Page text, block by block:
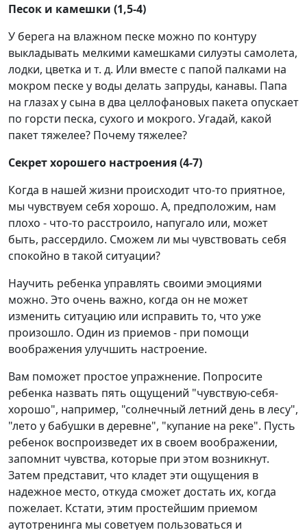
Песок и камешки (1,5-4)
У берега на влажном песке можно по контуру
выкладывать мелкими камешками силуэты самолета,
лодки, цветка и т. д. Или вместе с папой палками на
мокром песке у воды делать запруды, канавы. Папа
на глазах у сына в два целлофановых пакета опускает
по горсти песка, сухого и мокрого. Угадай, какой
пакет тяжелее? Почему тяжелее?
Секрет хорошего настроения (4-7)
Когда в нашей жизни происходит что-то приятное,
мы чувствуем себя хорошо. А, предположим, нам
плохо - что-то расстроило, напугало или, может
быть, рассердило. Сможем ли мы чувствовать себя
спокойно в такой ситуации?
Научить ребенка управлять своими эмоциями
можно. Это очень важно, когда он не может
изменить ситуацию или исправить то, что уже
произошло. Один из приемов - при помощи
воображения улучшить настроение.
Вам поможет простое упражнение. Попросите
ребенка назвать пять ощущений "чувствую-себя-
хорошо", например, "солнечный летний день в лесу",
"лето у бабушки в деревне", "купание на реке". Пусть
ребенок воспроизведет их в своем воображении,
запомнит чувства, которые при этом возникнут.
Затем представит, что кладет эти ощущения в
надежное место, откуда сможет достать их, когда
пожелает. Кстати, этим простейшим приемом
аутотренинга мы советуем пользоваться и